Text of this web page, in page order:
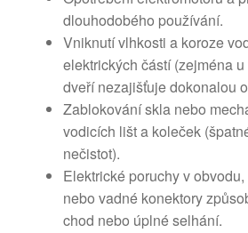
dlouhodobého používání.
Vniknutí vlhkosti a koroze
elektrických částí (zejména
dveří nezajišťuje dokonalou
Zablokování skla nebo
vodicích lišt a koleček
nečistot).
Elektrické poruchy v
nebo vadné konektory
chod nebo úplné selhání.